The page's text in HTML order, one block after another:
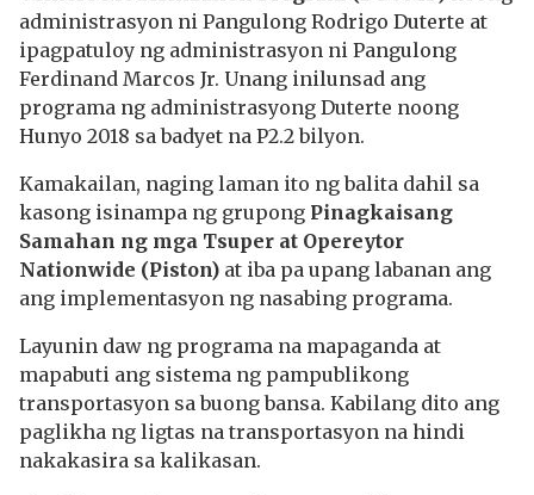
administrasyon ni Pangulong Rodrigo Duterte at
ipagpatuloy ng administrasyon ni Pangulong
Ferdinand Marcos Jr. Unang inilunsad ang
programa ng administrasyong Duterte noong
Hunyo 2018 sa badyet na P2.2 bilyon.
Kamakailan, naging laman ito ng balita dahil sa
kasong isinampa ng grupong Pinagkaisang
Samahan ng mga Tsuper at Opereytor
Nationwide (Piston) at iba pa upang labanan ang
ang implementasyon ng nasabing programa.
Layunin daw ng programa na mapaganda at
mapabuti ang sistema ng pampublikong
transportasyon sa buong bansa. Kabilang dito ang
paglikha ng ligtas na transportasyon na hindi
nakakasira sa kalikasan.